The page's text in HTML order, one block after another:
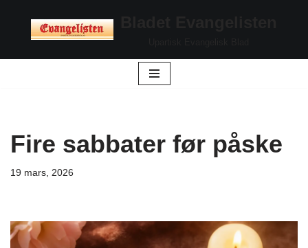
Hopp
Fire sabbater før påske
19 mars, 2026